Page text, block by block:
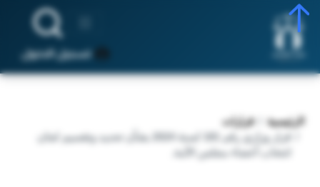
تسجيل الدخول
الرئيسية
قرارات
قرار وزاري رقم 181 لسنة 2024 بشأن تحديد وتقسيم لجان
انتخاب أعضاء مجلس الأمة.